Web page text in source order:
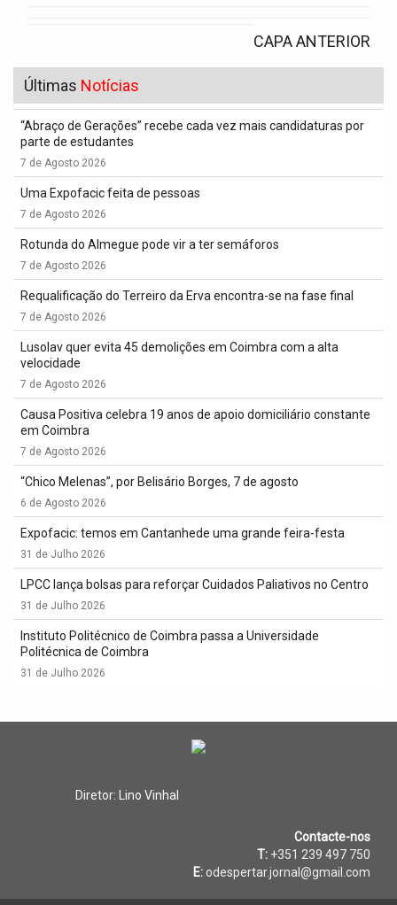
CAPA ANTERIOR
Últimas Notícias
“Abraço de Gerações” recebe cada vez mais candidaturas por
parte de estudantes
7 de Agosto 2026
Uma Expofacic feita de pessoas
7 de Agosto 2026
Rotunda do Almegue pode vir a ter semáforos
7 de Agosto 2026
Requalificação do Terreiro da Erva encontra-se na fase final
7 de Agosto 2026
Lusolav quer evita 45 demolições em Coimbra com a alta
velocidade
7 de Agosto 2026
Causa Positiva celebra 19 anos de apoio domiciliário constante
em Coimbra
7 de Agosto 2026
“Chico Melenas”, por Belisário Borges, 7 de agosto
6 de Agosto 2026
Expofacic: temos em Cantanhede uma grande feira-festa
31 de Julho 2026
LPCC lança bolsas para reforçar Cuidados Paliativos no Centro
31 de Julho 2026
Instituto Politécnico de Coimbra passa a Universidade
Politécnica de Coimbra
31 de Julho 2026
Diretor: Lino Vinhal
Contacte-nos
T: +351 239 497 750
E: odespertar.jornal@gmail.com